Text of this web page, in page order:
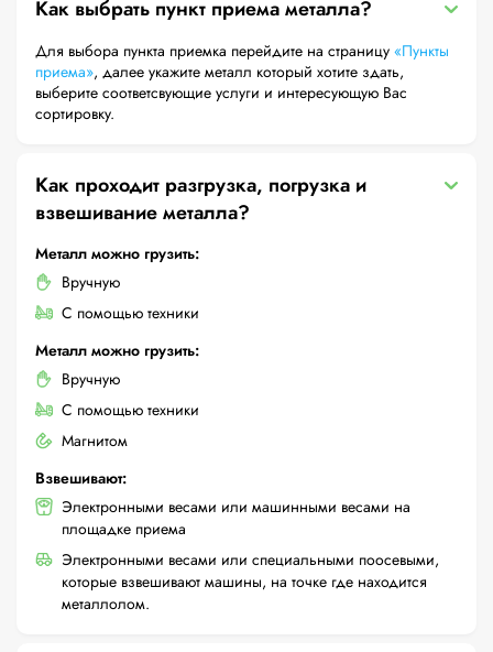
Как выбрать пункт приема металла?
Для выбора пункта приемка перейдите на страницу «Пункты
приема», далее укажите металл который хотите здать,
выберите соответсвующие услуги и интересующую Вас
сортировку.
Как проходит разгрузка, погрузка и
взвешивание металла?
Металл можно грузить:
Вручную
С помощью техники
Металл можно грузить:
Вручную
С помощью техники
Магнитом
Взвешивают:
Электронными весами или машинными весами на
площадке приема
Электронными весами или специальными поосевыми,
которые взвешивают машины, на точке где находится
металлолом.